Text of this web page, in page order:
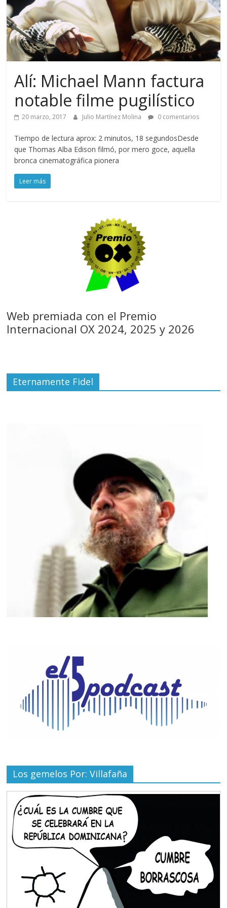
Alí: Michael Mann factura
notable filme pugilístico
20 marzo, 2017 Julio Martínez Molina 0 comentarios
Tiempo de lectura aprox: 2 minutos, 18 segundosDesde
que Thomas Alba Edison filmó, por mero goce, aquella
bronca cinematográfica pionera
Leer más
Web premiada con el Premio
Internacional OX 2024, 2025 y 2026
Eternamente Fidel
Los gemelos Por: Villafaña